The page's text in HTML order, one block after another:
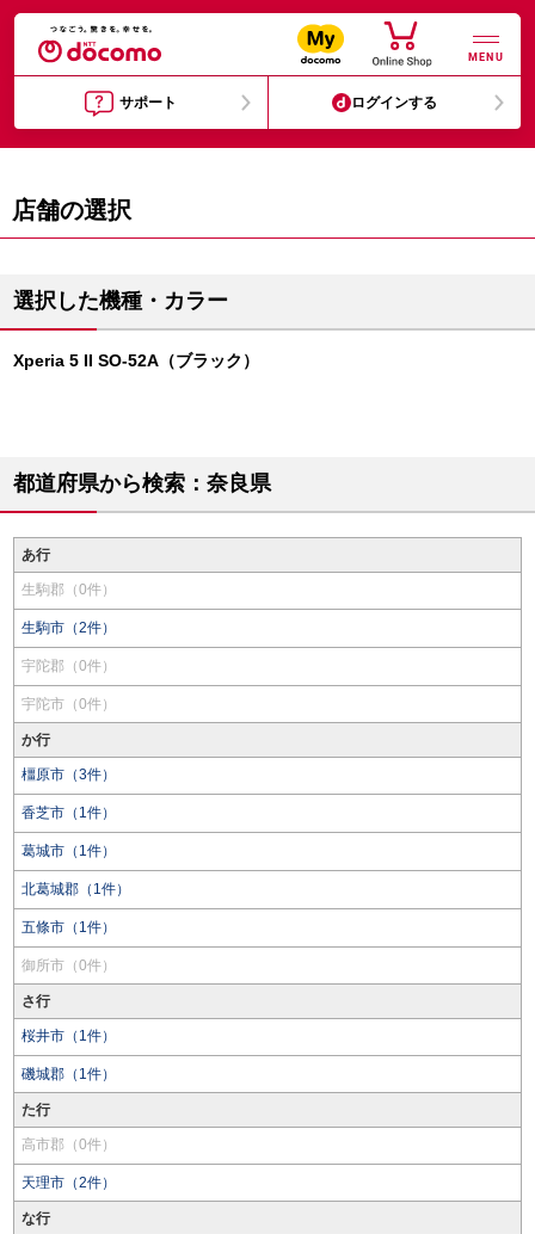
MENU
サポート ログインする
店舗の選択
選択した機種・カラー
Xperia 5 II SO-52A（ブラック）
都道府県から検索：奈良県
あ行
生駒郡（0件）
生駒市（2件）
宇陀郡（0件）
宇陀市（0件）
か行
橿原市（3件）
香芝市（1件）
葛城市（1件）
北葛城郡（1件）
五條市（1件）
御所市（0件）
さ行
桜井市（1件）
磯城郡（1件）
た行
高市郡（0件）
天理市（2件）
な行